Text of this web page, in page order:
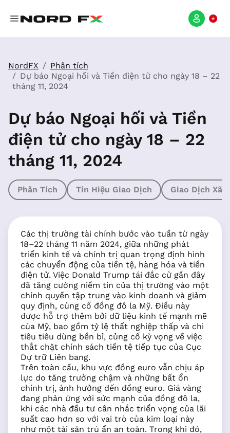
NordFX
Phân tích
Dự báo Ngoại hối và Tiền điện tử cho ngày 18 – 22
tháng 11, 2024
Dự báo Ngoại hối và Tiền
điện tử cho ngày 18 – 22
tháng 11, 2024
Phân Tích Tín Hiệu Giao Dịch Giao Dịch Xã
Các thị trường tài chính bước vào tuần từ ngày
18–22 tháng 11 năm 2024, giữa những phát
triển kinh tế và chính trị quan trọng định hình
các chuyển động của tiền tệ, hàng hóa và tiền
điện tử. Việc Donald Trump tái đắc cử gần đây
đã tăng cường niềm tin của thị trường vào một
chính quyền tập trung vào kinh doanh và giảm
quy định, củng cố đồng đô la Mỹ. Điều này
được hỗ trợ thêm bởi dữ liệu kinh tế mạnh mẽ
của Mỹ, bao gồm tỷ lệ thất nghiệp thấp và chi
tiêu tiêu dùng bền bỉ, củng cố kỳ vọng về việc
thắt chặt chính sách tiền tệ tiếp tục của Cục
Dự trữ Liên bang.
Trên toàn cầu, khu vực đồng euro vẫn chịu áp
lực do tăng trưởng chậm và những bất ổn
chính trị, ảnh hưởng đến đồng euro. Giá vàng
đang phản ứng với sức mạnh của đồng đô la,
khi các nhà đầu tư cân nhắc triển vọng của lãi
suất cao hơn so với vai trò của kim loại này
như một tài sản trú ẩn an toàn. Trong khi đó,